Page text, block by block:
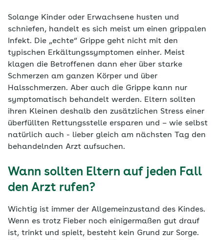
Solange Kinder oder Erwachsene husten und
schniefen, handelt es sich meist um einen grippalen
Infekt. Die „echte“ Grippe geht nicht mit den
typischen Erkältungssymptomen einher. Meist
klagen die Betroffenen dann eher über starke
Schmerzen am ganzen Körper und über
Halsschmerzen. Aber auch die Grippe kann nur
symptomatisch behandelt werden. Eltern sollten
ihren Kleinen deshalb den zusätzlichen Stress einer
überfüllten Rettungsstelle ersparen und – wie selbst
natürlich auch - lieber gleich am nächsten Tag den
behandelnden Arzt aufsuchen.
Wann sollten Eltern auf jeden Fall
den Arzt rufen?
Wichtig ist immer der Allgemeinzustand des Kindes.
Wenn es trotz Fieber noch einigermaßen gut drauf
ist, trinkt und spielt, besteht kein Grund zur Sorge.